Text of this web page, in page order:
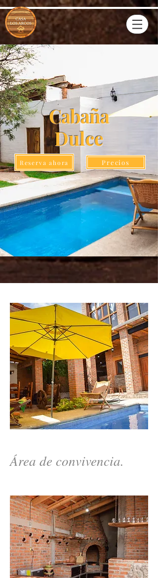
Cabaña
Dulce
Reserva ahora Precios
Área de convivencia.